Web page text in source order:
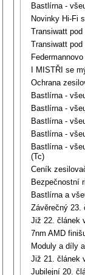
Bastlírna -
Novinky Hi-Fi
Transiwatt pod
Transiwatt pod
I MISTŘI se
Ochrana
Bastlírna -
Bastlírna -
Bastlírna -
Bastlírna -
Bastlírna -
(Tc)
Ceník
Bezpečnostní
Bastlírna a
Závěrečný 23.
Již 22. článek
7nm AMD
Moduly a díly
Již 21. článek
Jubilejní 20.